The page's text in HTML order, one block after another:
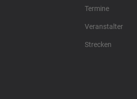
Termine
Veranstalter
Strecken